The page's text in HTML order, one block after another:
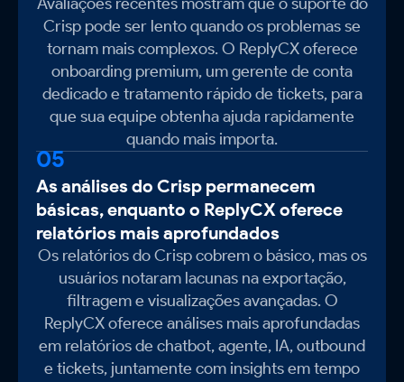
Crisp pode ser lento quando os problemas se
tornam mais complexos. O ReplyCX oferece
onboarding premium, um gerente de conta
dedicado e tratamento rápido de tickets, para
que sua equipe obtenha ajuda rapidamente
quando mais importa.
05
As análises do Crisp permanecem
básicas, enquanto o ReplyCX oferece
relatórios mais aprofundados
Os relatórios do Crisp cobrem o básico, mas os
usuários notaram lacunas na exportação,
filtragem e visualizações avançadas. O
ReplyCX oferece análises mais aprofundadas
em relatórios de chatbot, agente, IA, outbound
e tickets, juntamente com insights em tempo